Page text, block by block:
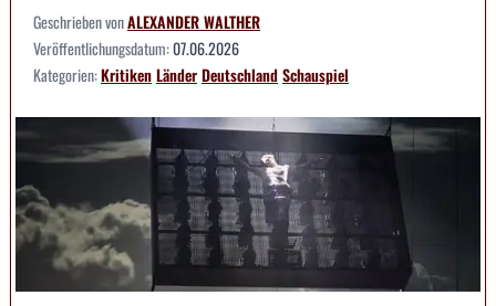
Geschrieben vonALEXANDER WALTHER
Veröffentlichungsdatum:07.06.2026
Kategorien:KritikenLänderDeutschlandSchauspiel